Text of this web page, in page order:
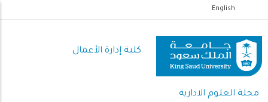
إلى
المحتوى
الرئيسي
English
كلية إدارة الأعمال
مجلة العلوم الادارية